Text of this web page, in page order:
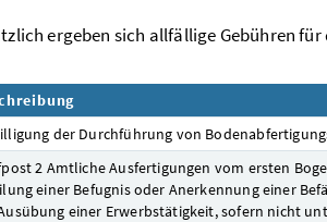
ergeben sich allfällige Gebühren
der Durchführung von
2 Amtliche Ausfertigungen vom ersten
einer Befugnis oder Anerkennung einer
einer Erwerbstätigkeit, sofern nicht